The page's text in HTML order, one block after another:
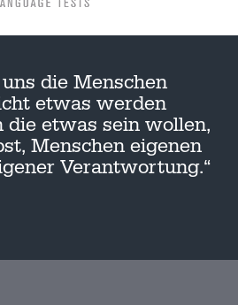
die Menschen
etwas werden
die etwas sein wollen,
Menschen eigenen
Verantwortung.“